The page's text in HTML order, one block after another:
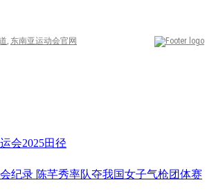
会2025田径
纪录 陈芊秀率队夺我国女子气枪团体赛